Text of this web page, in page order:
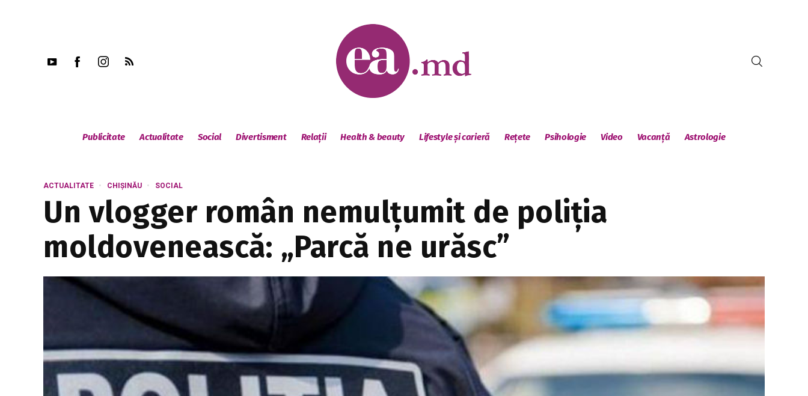
Publicitate Actualitate Social Divertisment Relații Health & beauty Lifestyle și carieră Rețete Psihologie Video Vacanță Astrologie
ACTUALITATE CHIȘINĂU SOCIAL
Un vlogger român nemulțumit de poliția
moldovenească: „Parcă ne urăsc”